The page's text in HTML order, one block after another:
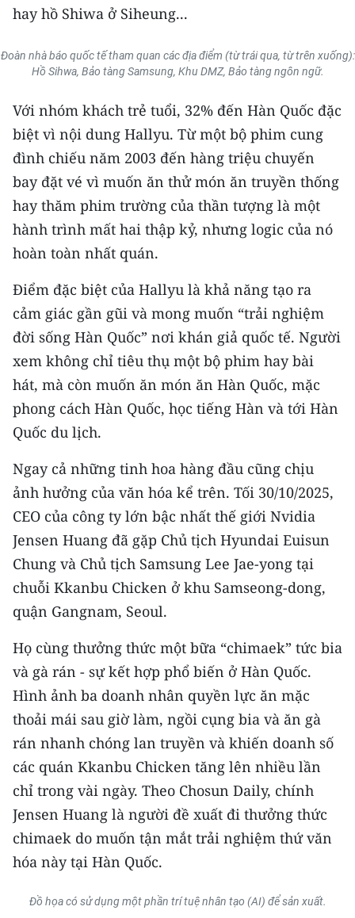
hay hồ Shiwa ở Siheung...
Đoàn nhà báo quốc tế tham quan các địa điểm (từ trái qua, từ trên xuống):
Hồ Sihwa, Bảo tàng Samsung, Khu DMZ, Bảo tàng ngôn ngữ.
Với nhóm khách trẻ tuổi, 32% đến Hàn Quốc đặc
biệt vì nội dung Hallyu. Từ một bộ phim cung
đình chiếu năm 2003 đến hàng triệu chuyến
bay đặt vé vì muốn ăn thử món ăn truyền thống
hay thăm phim trường của thần tượng là một
hành trình mất hai thập kỷ, nhưng logic của nó
hoàn toàn nhất quán.
Điểm đặc biệt của Hallyu là khả năng tạo ra
cảm giác gần gũi và mong muốn “trải nghiệm
đời sống Hàn Quốc” nơi khán giả quốc tế. Người
xem không chỉ tiêu thụ một bộ phim hay bài
hát, mà còn muốn ăn món ăn Hàn Quốc, mặc
phong cách Hàn Quốc, học tiếng Hàn và tới Hàn
Quốc du lịch.
Ngay cả những tinh hoa hàng đầu cũng chịu
ảnh hưởng của văn hóa kể trên. Tối 30/10/2025,
CEO của công ty lớn bậc nhất thế giới Nvidia
Jensen Huang đã gặp Chủ tịch Hyundai Euisun
Chung và Chủ tịch Samsung Lee Jae-yong tại
chuỗi Kkanbu Chicken ở khu Samseong-dong,
quận Gangnam, Seoul.
Họ cùng thưởng thức một bữa “chimaek” tức bia
và gà rán - sự kết hợp phổ biến ở Hàn Quốc.
Hình ảnh ba doanh nhân quyền lực ăn mặc
thoải mái sau giờ làm, ngồi cụng bia và ăn gà
rán nhanh chóng lan truyền và khiến doanh số
các quán Kkanbu Chicken tăng lên nhiều lần
chỉ trong vài ngày. Theo Chosun Daily, chính
Jensen Huang là người đề xuất đi thưởng thức
chimaek do muốn tận mắt trải nghiệm thứ văn
hóa này tại Hàn Quốc.
Đồ họa có sử dụng một phần trí tuệ nhân tạo (AI) để sản xuất.